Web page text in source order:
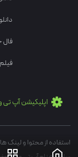
فال
فیلم
اپلیکیشن آپ تی
استفاده از محتوا و لینک